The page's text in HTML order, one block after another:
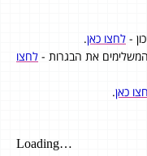
- לחצו כאן.
את הבגרות - לחצו
כאן.